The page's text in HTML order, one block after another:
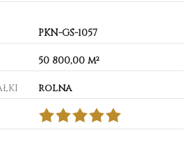
PKN-GS-1057
50 800,00 m²
rolna